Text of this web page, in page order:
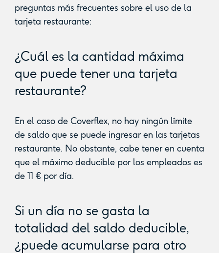
preguntas más frecuentes sobre el uso de la
tarjeta restaurante:
¿Cuál es la cantidad máxima
que puede tener una tarjeta
restaurante?
En el caso de Coverflex, no hay ningún límite
de saldo que se puede ingresar en las tarjetas
restaurante. No obstante, cabe tener en cuenta
que el máximo deducible por los empleados es
de 11 € por día.
Si un día no se gasta la
totalidad del saldo deducible,
¿puede acumularse para otro